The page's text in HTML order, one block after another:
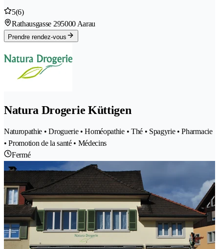
5(6)
Rathausgasse 295000 Aarau
Prendre rendez-vous
Natura Drogerie Küttigen
Naturopathie • Droguerie • Homéopathie • Thé • Spagyrie • Pharmacie
• Promotion de la santé • Médecins
Fermé